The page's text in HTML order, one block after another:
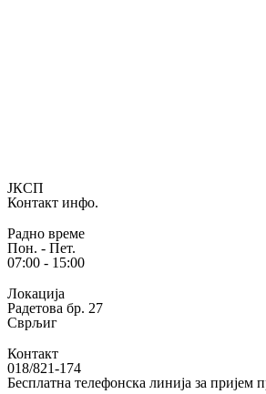
ЈКСП
Контакт инфо.
Радно време
Пон. - Пет.
07:00 - 15:00
Локација
Радетова бр. 27
Сврљиг
Контакт
018/821-174
Бесплатна телефонска линија за пријем